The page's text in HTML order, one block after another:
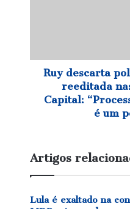
eleições
João
Pessoa
um
Ruy descarta
reeditada
Capital:
é um
Artigos
Lula é exaltado na